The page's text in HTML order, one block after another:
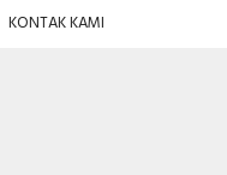
KONTAK KAMI